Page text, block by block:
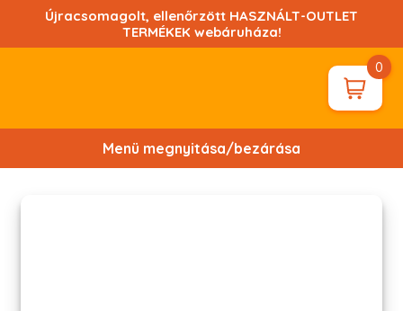
tartalomhoz!
Újracsomagolt, ellenőrzött HASZNÁLT-OUTLET
TERMÉKEK webáruháza!
0
Menü megnyitása/bezárása